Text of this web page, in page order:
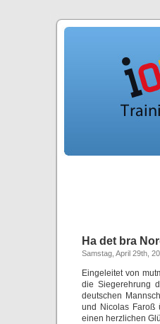
Ha det bra
Samstag, April 29th,
Eingeleitet von
die Siegerehrung
deutschen
und Nicolas Faroß
einen herzlichen